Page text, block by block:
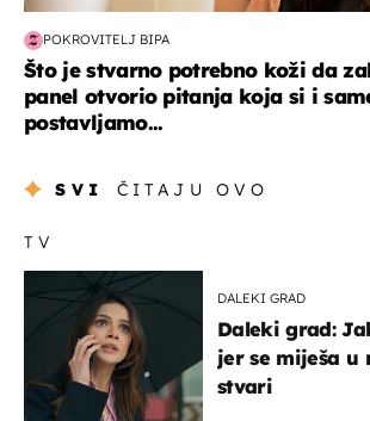
POKROVITELJ BIPA
Što je stvarno potrebno koži da
panel otvorio pitanja koja si i
postavljamo...
SVI ČITAJU OVO
TV
DALEKI GRAD
Daleki grad:
jer se miješa u
stvari